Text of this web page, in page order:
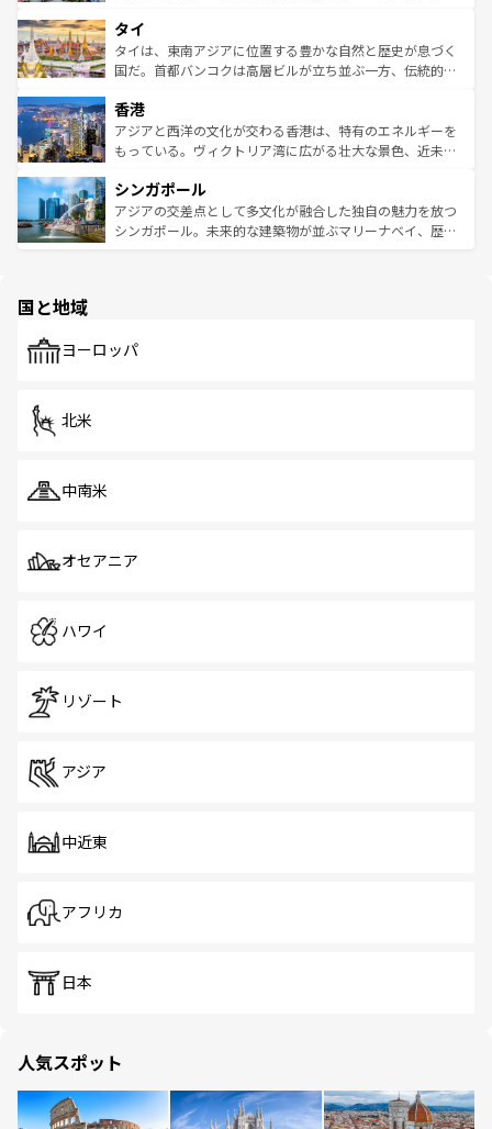
リティに包まれながら、韓国の多彩な魅力を心ゆくまで味
わってみてほしい。 なお、新着の韓国情報はコンテンツ一
覧を参照してほしい。
急速な発展と共に伝統が息づく。ハノイの古い町並みやホ
ーチミン市のフランス統治時代の建物も、独特の雰囲気を
醸し出している。また、バラエティの豊かさとおいしさで
とつ。フォーやバインミー、ベトナムコーヒーなどは、ぜ
ひ現地で味わいたい。どの地域を訪れてもあたたかい人々
が旅行者を迎えてくれるので、きっと忘れられない旅にな
参照してほしい。
タイ
タイは、東南アジアに位置する豊かな自然と歴史が息づく
国だ。首都バンコクは高層ビルが立ち並ぶ一方、伝統的な
の活気が交差している。北部ではチェンマイなどの山岳地
帯で自然と触れ合い、南部ではプーケットやクラビの美し
いビーチでリゾート気分を楽しむことができる。タイ料理
激する。気候は一年中温暖で、どの季節にも異なる楽しみ
が待っている。親しみやすいタイの人々、仏教を中心とし
た文化、そして多様な観光資源が、訪れる旅人を魅了し続
香港
アジアと西洋の文化が交わる香港は、特有のエネルギーを
もっている。ヴィクトリア湾に広がる壮大な景色、近未来
み、どこを訪れても感動するはず。観光スポットが密集し
ており、効率よく見どころを回れるのも魅力。息をのむよ
うな絶景から文化的な体験まで、香港を存分に楽しみ尽く
シンガポール
アジアの交差点として多文化が融合した独自の魅力を放つ
シンガポール。未来的な建築物が並ぶマリーナベイ、歴史
で、ホーカーズは地元の風情を楽しめる外せないスポット
国と地域
ヨーロッパ
北米
中南米
オセアニア
ハワイ
リゾート
アジア
中近東
アフリカ
日本
人気スポット